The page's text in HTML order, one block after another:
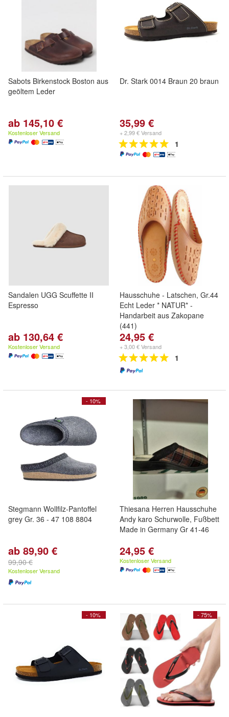
Sabots Birkenstock Boston aus
geöltem Leder
ab 145,10 €
Kostenloser Versand
Dr. Stark 0014 Braun 20 braun
35,99 €
+ 2,99 € Versand
1
Sandalen UGG Scuffette II
Espresso
ab 130,64 €
Kostenloser Versand
Hausschuhe - Latschen, Gr.44
Echt Leder * NATUR* -
Handarbeit aus Zakopane
(441)
24,95 €
+ 3,00 € Versand
1
- 10%
Stegmann Wollfilz-Pantoffel
grey Gr. 36 - 47 108 8804
ab 89,90 €
99,90 €
Kostenloser Versand
Thiesana Herren Hausschuhe
Andy karo Schurwolle, Fußbett
Made in Germany Gr 41-46
24,95 €
Kostenloser Versand
- 10% - 75%